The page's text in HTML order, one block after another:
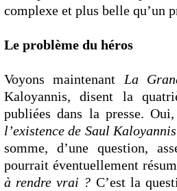
complexe et plus belle qu’un
Le problème du héros
Voyons maintenant La
Kaloyannis, disent la
publiées dans la presse.
l’existence de Saul Kaloyannis
somme, d’une question,
pourrait éventuellement
à rendre vrai ? C’est la